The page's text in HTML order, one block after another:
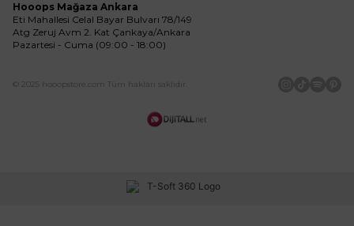
Hooops Mağaza Ankara
Eti Mahallesi Celal Bayar Bulvarı 78/149
Atg Zeruj Avm 2. Kat Çankaya/Ankara
Pazartesi - Cuma (09:00 - 18:00)
© 2025 hooopstore.com Tüm hakları saklıdır.